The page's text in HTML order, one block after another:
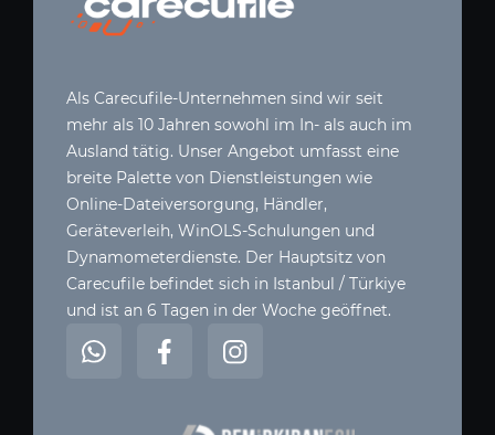
Als Carecufile-Unternehmen sind wir seit
mehr als 10 Jahren sowohl im In- als auch im
Ausland tätig. Unser Angebot umfasst eine
breite Palette von Dienstleistungen wie
Online-Dateiversorgung, Händler,
Geräteverleih, WinOLS-Schulungen und
Dynamometerdienste. Der Hauptsitz von
Carecufile befindet sich in Istanbul / Türkiye
und ist an 6 Tagen in der Woche geöffnet.